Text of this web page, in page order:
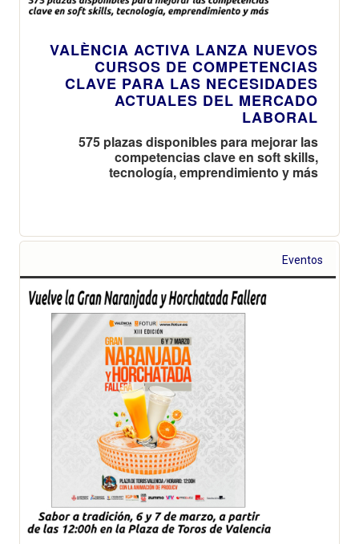
VALÈNCIA ACTIVA LANZA NUEVOS
CURSOS DE COMPETENCIAS
CLAVE PARA LAS NECESIDADES
ACTUALES DEL MERCADO
LABORAL
575 plazas disponibles para mejorar las
competencias clave en soft skills,
tecnología, emprendimiento y más
Eventos